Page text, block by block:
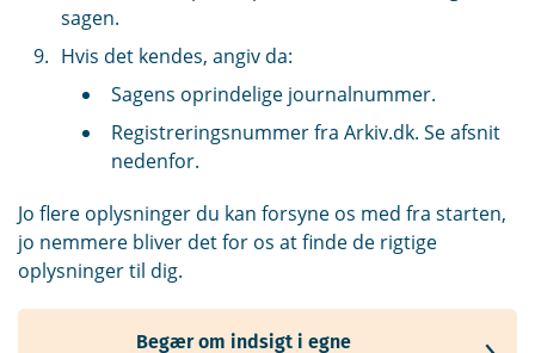
sagen.
Hvis det kendes, angiv da:
Sagens oprindelige journalnummer.
Registreringsnummer fra Arkiv.dk. Se afsnit
nedenfor.
Jo flere oplysninger du kan forsyne os med fra starten,
jo nemmere bliver det for os at finde de rigtige
oplysninger til dig.
Begær om indsigt i egne